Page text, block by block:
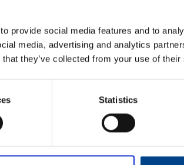
provide social media features and to
media, advertising and analytics
they’ve collected from your use of
Statistics
KOMPONENTIT
10.4.2026 Lukuaika: 3 min
UUTUUS: Ilmakatkaisijasarja hw+
LISÄÄ ARTIKKELEITA